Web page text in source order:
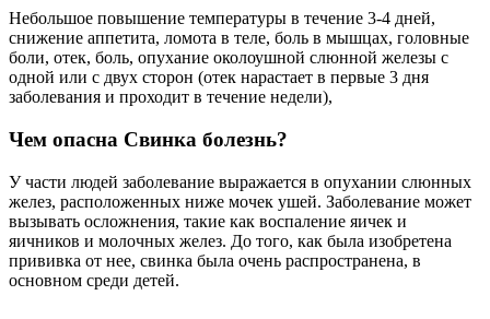
Небольшое повышение температуры в течение 3-4 дней,
снижение аппетита, ломота в теле, боль в мышцах, головные
боли, отек, боль, опухание околоушной слюнной железы с
одной или с двух сторон (отек нарастает в первые 3 дня
заболевания и проходит в течение недели),
Чем опасна Свинка болезнь?
У части людей заболевание выражается в опухании слюнных
желез, расположенных ниже мочек ушей. Заболевание может
вызывать осложнения, такие как воспаление яичек и
яичников и молочных желез. До того, как была изобретена
прививка от нее, свинка была очень распространена, в
основном среди детей.